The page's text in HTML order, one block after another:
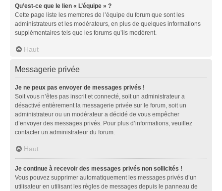
Qu’est-ce que le lien « L’équipe » ?
Cette page liste les membres de l’équipe du forum que sont les
administrateurs et les modérateurs, en plus de quelques informations
supplémentaires tels que les forums qu’ils modèrent.
Haut
Messagerie privée
Je ne peux pas envoyer de messages privés !
Soit vous n’êtes pas inscrit et connecté, soit un administrateur a
désactivé entièrement la messagerie privée sur le forum, soit un
administrateur ou un modérateur a décidé de vous empêcher
d’envoyer des messages privés. Pour plus d’informations, veuillez
contacter un administrateur du forum.
Haut
Je continue à recevoir des messages privés non sollicités !
Vous pouvez supprimer automatiquement les messages privés d’un
utilisateur en utilisant les règles de messages depuis le panneau de